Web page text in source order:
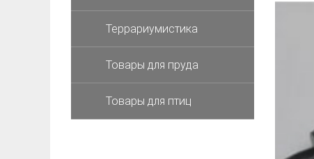
Террариумистика
Товары для пруда
Товары для птиц